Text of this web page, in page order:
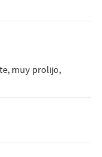
muy prolijo,